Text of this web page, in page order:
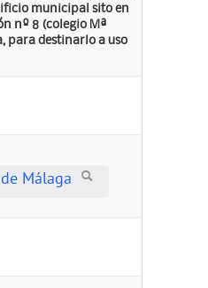
municipal sito en
nº 8 (colegio Mª
para destinarlo a uso
Málaga